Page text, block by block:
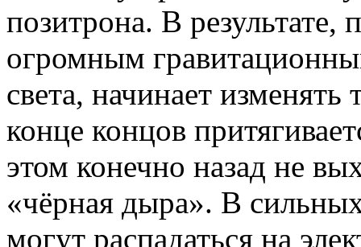
позитрона. В результате,
огромным
света, начинает изменять
конце концов
этом конечно назад не
«чёрная дыра». В
могут распадаться на